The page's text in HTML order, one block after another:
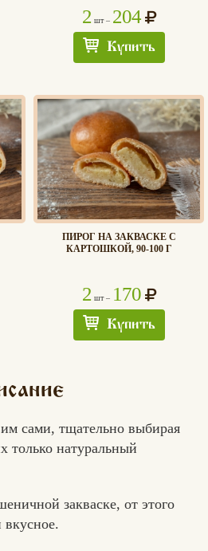
2 шт – 204
Купить
ПИРОГ НА ЗАКВАСКЕ С
КАРТОШКОЙ, 90-100 Г
2 шт – 170
Купить
сами, тщательно выбирая
только натуральный
закваске, от этого
вкусное.